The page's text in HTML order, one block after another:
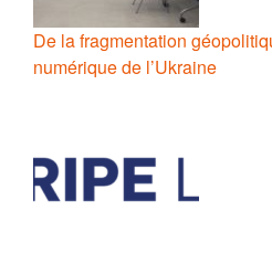
De la fragmentation
numérique de l’Ukraine